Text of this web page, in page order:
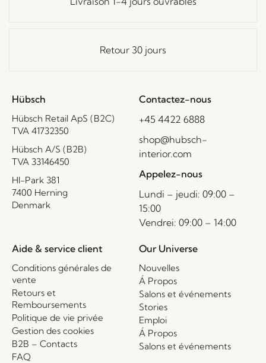
Retour 30 jours
Hübsch
Hübsch Retail ApS (B2C)
TVA 41732350
Hübsch A/S (B2B)
TVA 33146450
HI-Park 381
7400 Herning
Denmark
Contactez-nous
+45 4422 6888
shop@hubsch-
interior.com
Appelez-nous
Lundi – jeudi: 09:00 –
15:00
Vendrei: 09:00 – 14:00
Aide & service client
Conditions générales de
vente
Retours et
Remboursements
Politique de vie privée
Gestion des cookies
B2B – Contacts
FAQ
Our Universe
Nouvelles
Á Propos
Salons et événements
Stories
Emploi
Á Propos
Salons et événements